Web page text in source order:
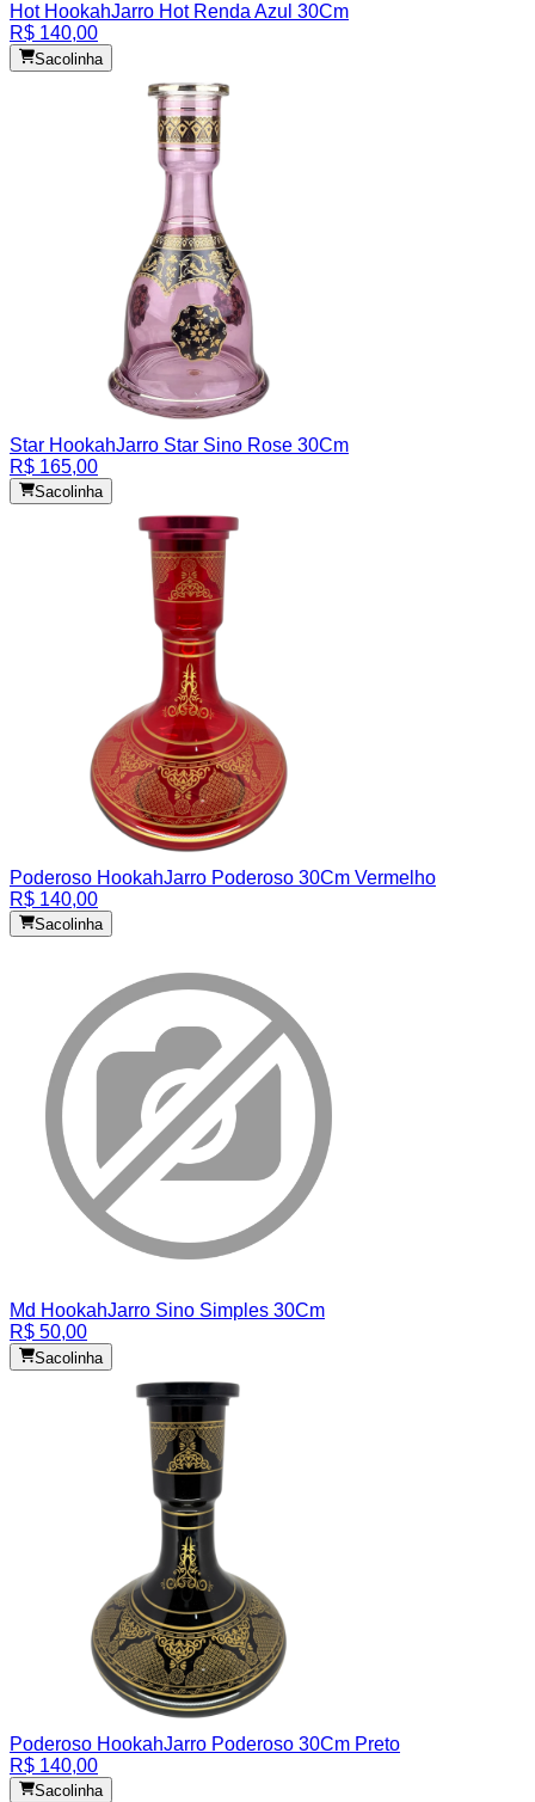
Hot HookahJarro Hot Renda Azul 30Cm
R$ 140,00
Sacolinha
Star HookahJarro Star Sino Rose 30Cm
R$ 165,00
Sacolinha
Poderoso HookahJarro Poderoso 30Cm Vermelho
R$ 140,00
Sacolinha
Md HookahJarro Sino Simples 30Cm
R$ 50,00
Sacolinha
Poderoso HookahJarro Poderoso 30Cm Preto
R$ 140,00
Sacolinha